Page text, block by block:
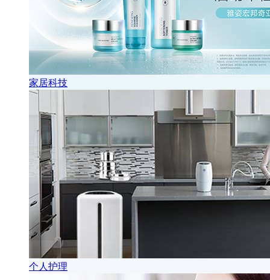
家居科技
个人护理